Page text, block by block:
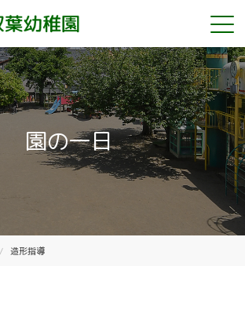
園の一日
造形指導